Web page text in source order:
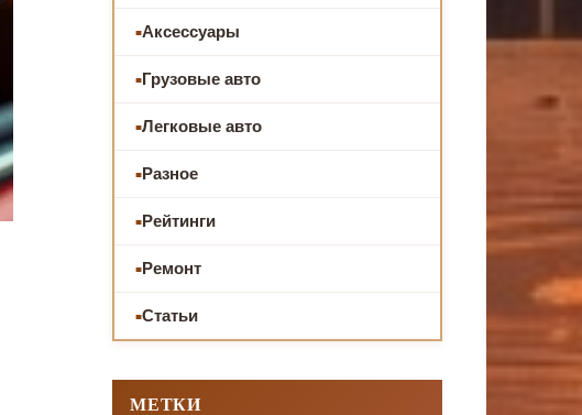
Аксессуары
Грузовые авто
Легковые авто
Разное
Рейтинги
Ремонт
Статьи
МЕТКИ